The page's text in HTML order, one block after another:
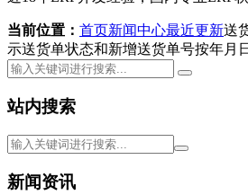
当前位置： 首页新闻中心最近更新送
示送货单状态和新增送货单号按年月
站内搜索
新闻资讯